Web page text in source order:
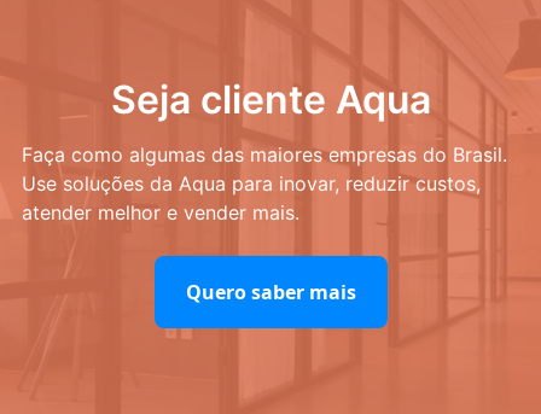
Seja cliente Aqua
Faça como algumas das maiores empresas do Brasil.
Use soluções da Aqua para inovar, reduzir custos,
atender melhor e vender mais.
Quero saber mais